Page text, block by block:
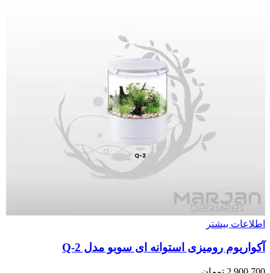
اطلاعات بیشتر
آکواریوم رومیزی استوانه ای سوبو مدل Q-2